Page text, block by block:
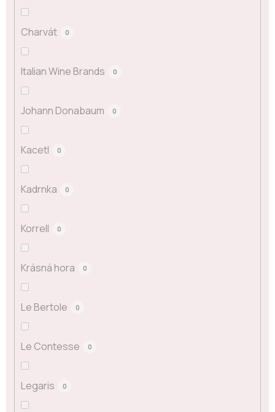
Charvát 0
Italian Wine Brands 0
Johann Donabaum 0
Kacetl 0
Kadrnka 0
Korrell 0
Krásná hora 0
Le Bertole 0
Le Contesse 0
Legaris 0